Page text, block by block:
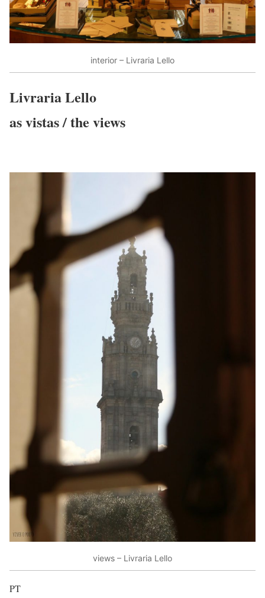
interior – Livraria Lello
Livraria Lello
as vistas / the views
views – Livraria Lello
PT